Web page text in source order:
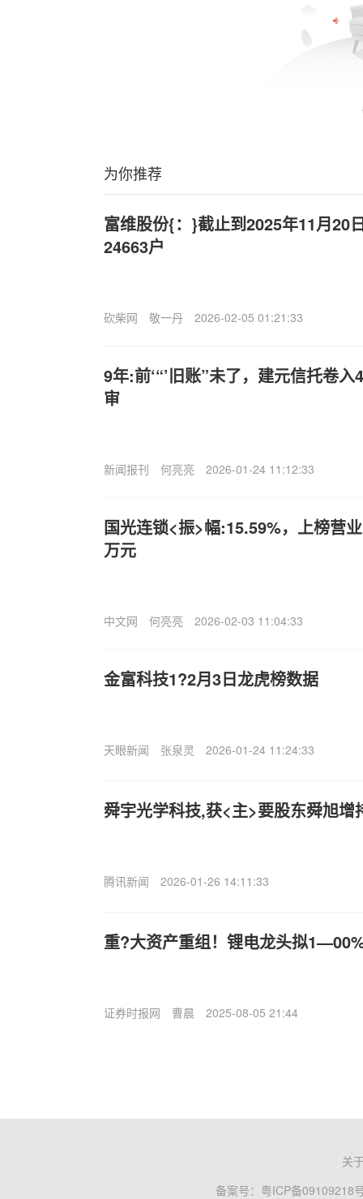
为你推荐
富维股份{：}截止到2025年11月20
24663户
砍柴网 敬一丹 2026-02-05 01:21:33
9年:前‘“’旧账”未了，建元信托卷
审
新闻报刊 何亮亮 2026-01-24 11:12:33
国光连锁<振>幅:15.59%，上榜营
万元
中文网 何亮亮 2026-02-03 11:04:33
金富科技1?2月3日龙虎榜数据
天眼新闻 张泉灵 2026-01-24 11:24:33
舜宇光学科技,获<主>要股东舜旭增
腾讯新闻 2026-01-26 14:11:33
重?大资产重组！锂电龙头拟
证券时报网 曹晨 2025-08-05 21:44
关
备案号： 粤ICP备09109218